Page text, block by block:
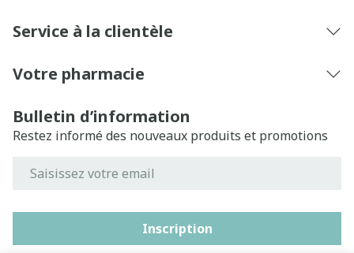
Service à la clientèle
Votre pharmacie
Bulletin d’information
Restez informé des nouveaux produits et promotions
Inscription